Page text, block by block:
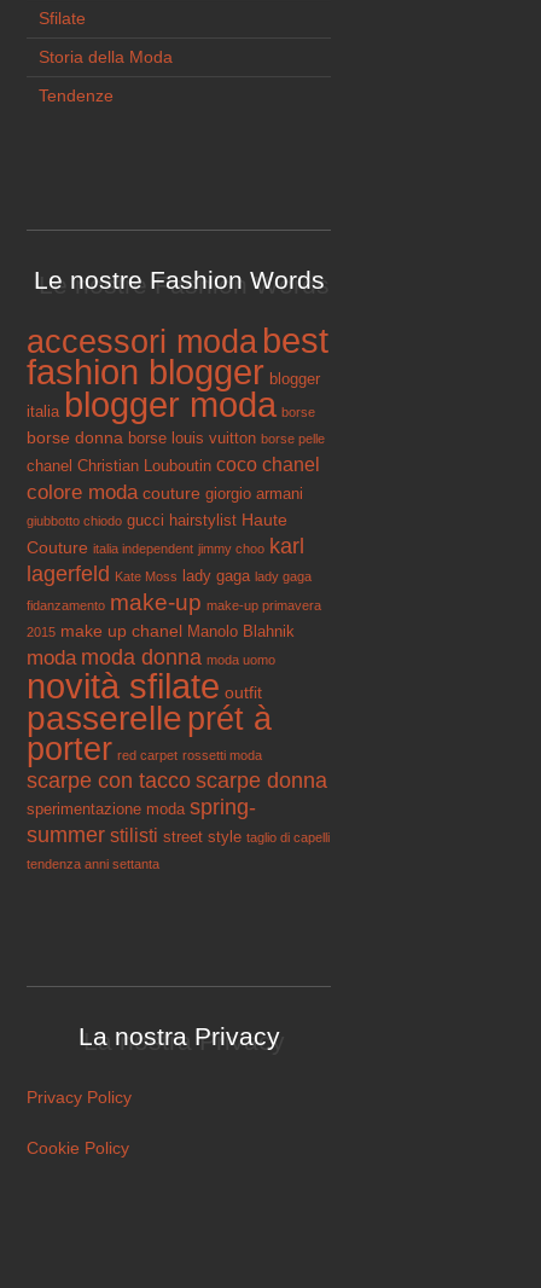
Sfilate
Storia della Moda
Tendenze
Le nostre Fashion Words
accessori moda best
fashion blogger blogger
italia blogger moda borse
borse donna borse louis vuitton borse pelle
chanel Christian Louboutin coco chanel
colore moda couture giorgio armani
giubbotto chiodo gucci hairstylist Haute
Couture italia independent jimmy choo karl
lagerfeld Kate Moss lady gaga lady gaga
fidanzamento make-up make-up primavera
2015 make up chanel Manolo Blahnik
moda moda donna moda uomo
novità sfilate outfit
passerelle prét à
porter red carpet rossetti moda
scarpe con tacco scarpe donna
sperimentazione moda spring-
summer stilisti street style taglio di capelli
tendenza anni settanta
La nostra Privacy
Privacy Policy
Cookie Policy